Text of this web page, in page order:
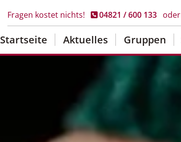
Fragen kostet nichts! 04821 / 600 133 oder
Startseite Aktuelles Gruppen